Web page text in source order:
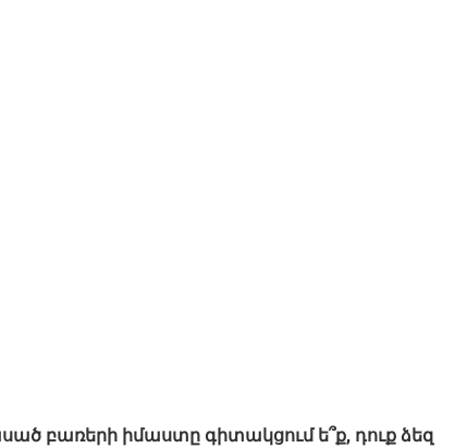
բառերի իմաստը գիտակցում ե՞ք, դուք ձեզ